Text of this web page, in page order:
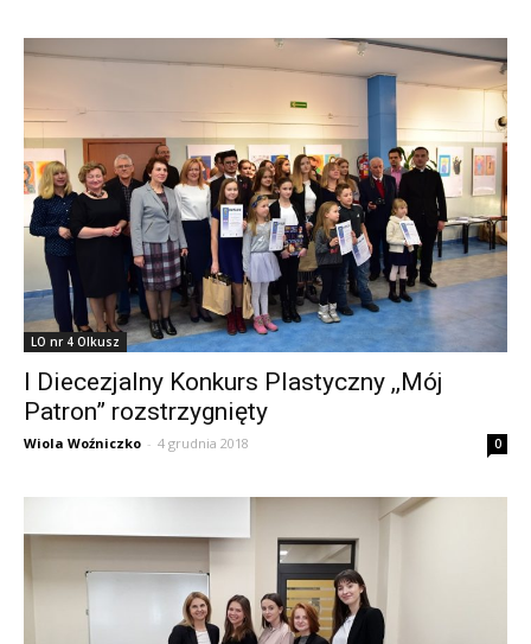
LO nr 4 Olkusz
I Diecezjalny Konkurs Plastyczny ,,Mój
Patron” rozstrzygnięty
Wiola Woźniczko - 4 grudnia 2018 0